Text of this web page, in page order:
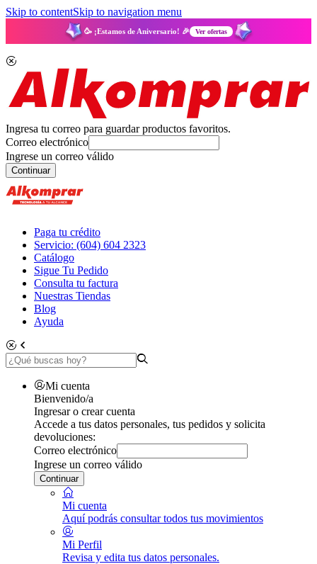
Skip to contentSkip to navigation menu
🥳 ¡Estamos de Aniversario! 🎉 Ver ofertas
Ingresa tu correo para guardar productos favoritos.
Correo electrónico
Ingrese un correo válido
Continuar
Paga tu crédito
Servicio: (604) 604 2323
Catálogo
Sigue Tu Pedido
Consulta tu factura
Nuestras Tiendas
Blog
Ayuda
Mi cuenta
Bienvenido/a
Ingresar o crear cuenta
Accede a tus datos personales, tus pedidos y solicita
devoluciones:
Correo electrónico
Ingrese un correo válido
Continuar
Mi cuenta
Aquí podrás consultar todos tus movimientos
Mi Perfil
Revisa y edita tus datos personales.